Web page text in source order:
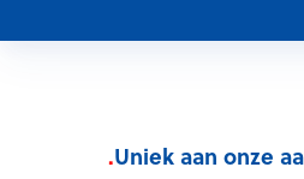
.Uniek aan onze